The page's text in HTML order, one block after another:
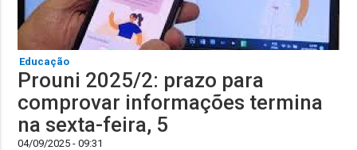
Educação
Prouni 2025/2: prazo para
comprovar informações termina
na sexta-feira, 5
04/09/2025 - 09:31